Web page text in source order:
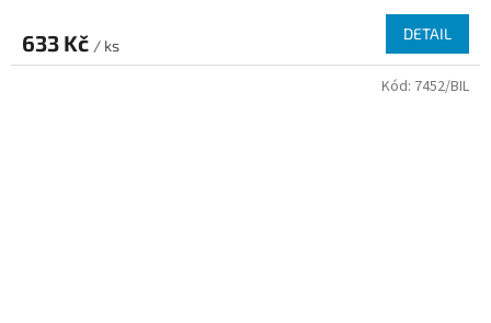
633 Kč / ks
DETAIL
Kód: 7452/BIL